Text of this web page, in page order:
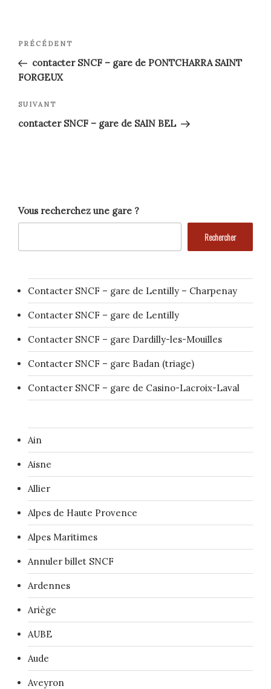
Navigation
de
l’article
Article
précédent
PRÉCÉDENT
contacter SNCF – gare de PONTCHARRA SAINT
FORGEUX
Article
suivant
SUIVANT
contacter SNCF – gare de SAIN BEL
Vous recherchez une gare ?
Rechercher
Contacter SNCF – gare de Lentilly – Charpenay
Contacter SNCF – gare de Lentilly
Contacter SNCF – gare Dardilly-les-Mouilles
Contacter SNCF – gare Badan (triage)
Contacter SNCF – gare de Casino-Lacroix-Laval
Ain
Aisne
Allier
Alpes de Haute Provence
Alpes Maritimes
Annuler billet SNCF
Ardennes
Ariège
AUBE
Aude
Aveyron